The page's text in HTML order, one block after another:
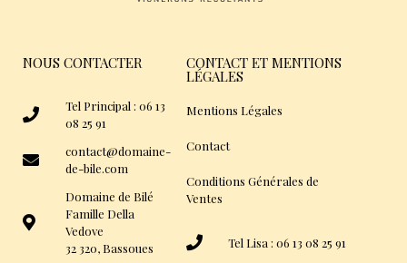
NOUS CONTACTER
Tel Principal : 06 13
08 25 91
contact@domaine-
de-bile.com
Domaine de Bilé
Famille Della
Vedove
32 320, Bassoues
CONTACT ET MENTIONS
LÉGALES
Mentions Légales
Contact
Conditions Générales de
Ventes
Tel Lisa : 06 13 08 25 91